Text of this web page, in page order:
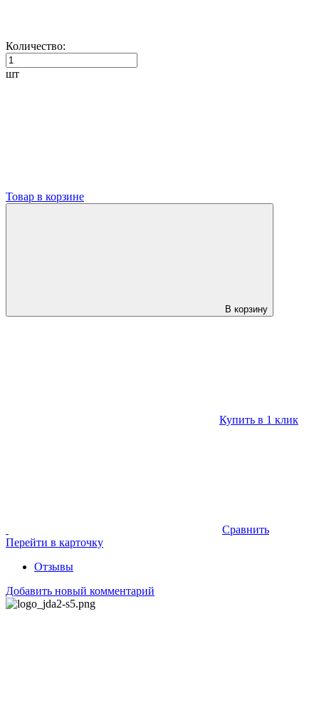
Количество:
шт
Товар в корзине
В корзину
Купить в 1 клик
Сравнить
Перейти в карточку
Отзывы
Добавить новый комментарий